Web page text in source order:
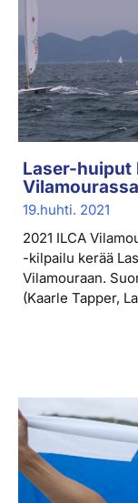
Laser-huiput
Vilamourassa
19.huhti. 2021
2021 ILCA
-kilpailu kerää
Vilamouraan.
(Kaarle Tapper,